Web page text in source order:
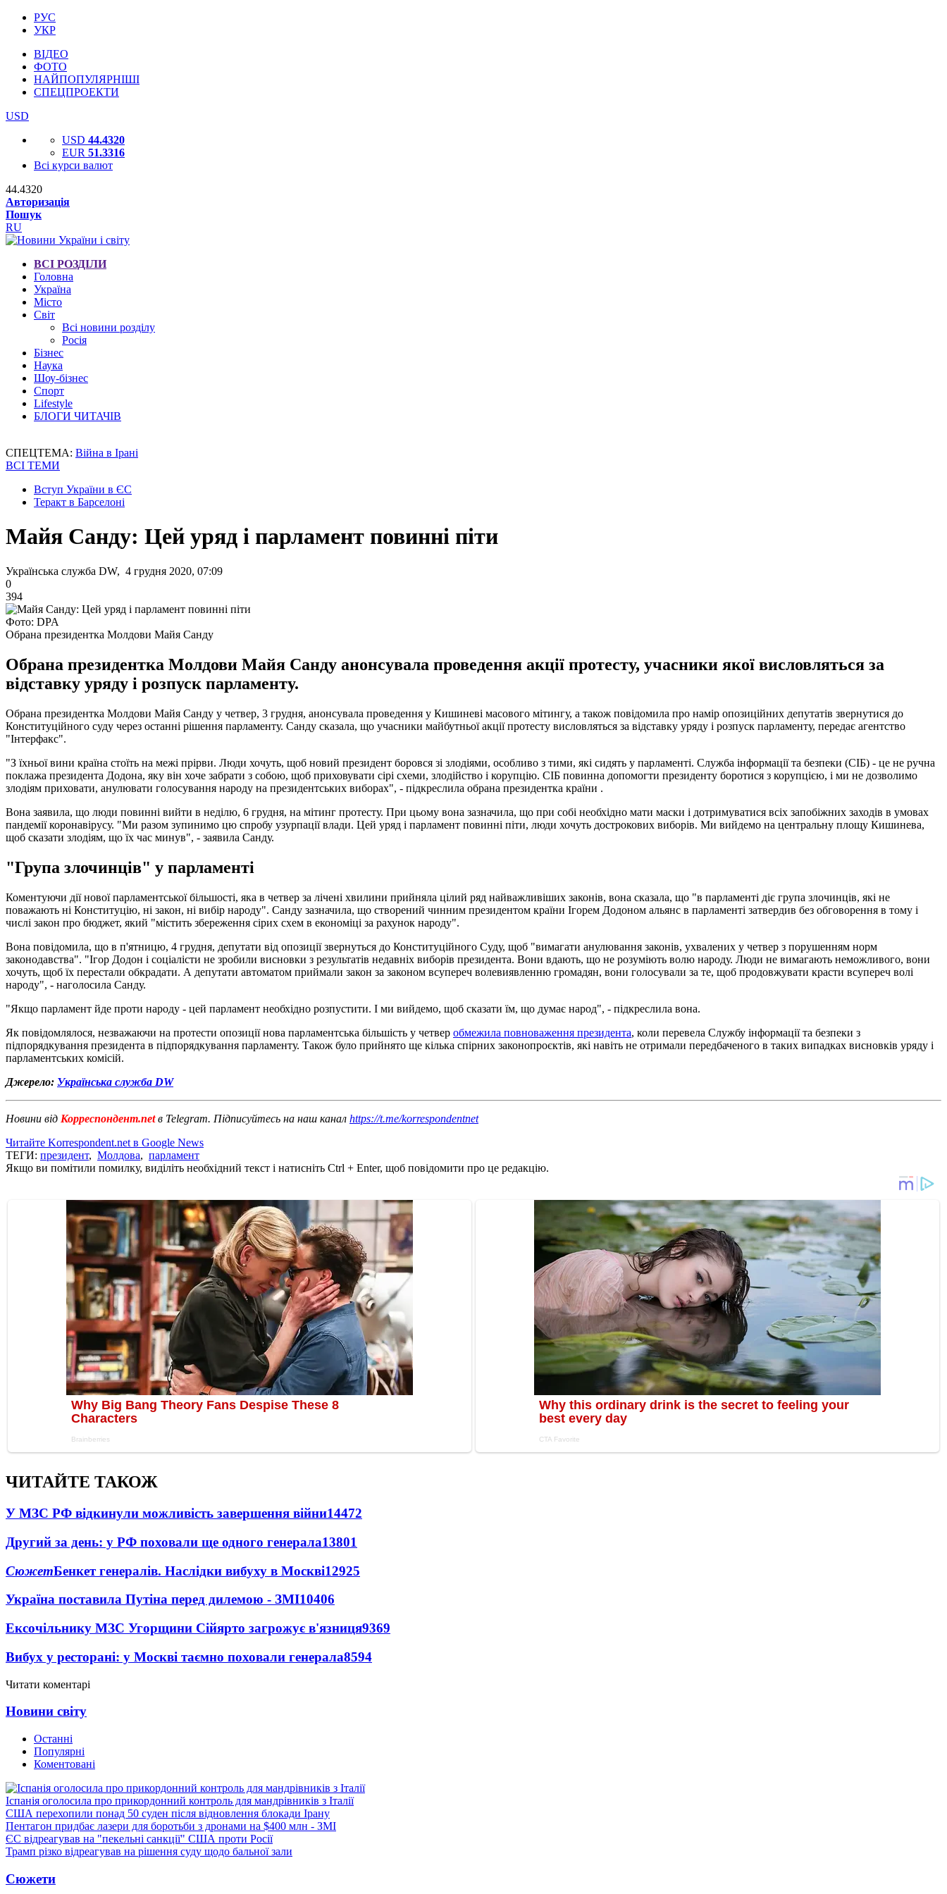
РУС
УКР
ВІДЕО
ФОТО
НАЙПОПУЛЯРНІШІ
СПЕЦПРОЕКТИ
USD
USD 44.4320
EUR 51.3316
Всі курси валют
44.4320
Авторизація
Пошук
RU
ВСІ РОЗДІЛИ
Головна
Україна
Місто
Світ
Всі новини розділу
Росія
Бізнес
Наука
Шоу-бізнес
Спорт
Lifestyle
БЛОГИ ЧИТАЧІВ
СПЕЦТЕМА: Війна в Ірані
ВСІ ТЕМИ
Вступ України в ЄС
Теракт в Барселоні
Майя Санду: Цей уряд і парламент повинні піти
Українська служба DW, 4 грудня 2020, 07:09
0
394
Фото: DPA
Обрана президентка Молдови Майя Санду
Обрана президентка Молдови Майя Санду анонсувала проведення акції протесту, учасники якої висловляться за
відставку уряду і розпуск парламенту.
Обрана президентка Молдови Майя Санду у четвер, 3 грудня, анонсувала проведення у Кишиневі масового мітингу, а також повідомила про намір опозиційних депутатів звернутися до
Конституційного суду через останні рішення парламенту. Санду сказала, що учасники майбутньої акції протесту висловляться за відставку уряду і розпуск парламенту, передає агентство
"Інтерфакс".
"З їхньої вини країна стоїть на межі прірви. Люди хочуть, щоб новий президент боровся зі злодіями, особливо з тими, які сидять у парламенті. Служба інформації та безпеки (СІБ) - це не ручна
поклажа президента Додона, яку він хоче забрати з собою, щоб приховувати сірі схеми, злодійство і корупцію. СІБ повинна допомогти президенту боротися з корупцією, і ми не дозволимо
злодіям приховати, анулювати голосування народу на президентських виборах", - підкреслила обрана президентка країни .
Вона заявила, що люди повинні вийти в неділю, 6 грудня, на мітинг протесту. При цьому вона зазначила, що при собі необхідно мати маски і дотримуватися всіх запобіжних заходів в умовах
пандемії коронавірусу. "Ми разом зупинимо цю спробу узурпації влади. Цей уряд і парламент повинні піти, люди хочуть дострокових виборів. Ми вийдемо на центральну площу Кишинева,
щоб сказати злодіям, що їх час минув", - заявила Санду.
"Група злочинців" у парламенті
Коментуючи дії нової парламентської більшості, яка в четвер за лічені хвилини прийняла цілий ряд найважливіших законів, вона сказала, що "в парламенті діє група злочинців, які не
поважають ні Конституцію, ні закон, ні вибір народу". Санду зазначила, що створений чинним президентом країни Ігорем Додоном альянс в парламенті затвердив без обговорення в тому і
числі закон про бюджет, який "містить збереження сірих схем в економіці за рахунок народу".
Вона повідомила, що в п'ятницю, 4 грудня, депутати від опозиції звернуться до Конституційного Суду, щоб "вимагати анулювання законів, ухвалених у четвер з порушенням норм
законодавства". "Ігор Додон і соціалісти не зробили висновки з результатів недавніх виборів президента. Вони вдають, що не розуміють волю народу. Люди не вимагають неможливого, вони
хочуть, щоб їх перестали обкрадати. А депутати автоматом приймали закон за законом всупереч волевиявленню громадян, вони голосували за те, щоб продовжувати красти всупереч волі
народу", - наголосила Санду.
"Якщо парламент йде проти народу - цей парламент необхідно розпустити. І ми вийдемо, щоб сказати їм, що думає народ", - підкреслила вона.
Як повідомлялося, незважаючи на протести опозиції нова парламентська більшість у четвер обмежила повноваження президента, коли перевела Службу інформації та безпеки з
підпорядкування президента в підпорядкування парламенту. Також було прийнято ще кілька спірних законопроєктів, які навіть не отримали передбаченого в таких випадках висновків уряду і
парламентських комісій.
Джерело: Українська служба DW
Новини від Корреспондент.netв Telegram. Підписуйтесь на наш канал https://t.me/korrespondentnet
Читайте Korrespondent.net в Google News
ТЕГИ: президент, Молдова, парламент
Якщо ви помітили помилку, виділіть необхідний текст і натисніть Ctrl + Enter, щоб повідомити про це редакцію.
ЧИТАЙТЕ ТАКОЖ
У МЗС РФ відкинули можливість завершення війни14472
Другий за день: у РФ поховали ще одного генерала13801
СюжетБенкет генералів. Наслідки вибуху в Москві12925
Україна поставила Путіна перед дилемою - ЗМІ10406
Ексочільнику МЗС Угорщини Сійярто загрожує в'язниця9369
Вибух у ресторані: у Москві таємно поховали генерала8594
Читати коментарі
Новини світу
Останні
Популярні
Коментовані
Іспанія оголосила про прикордонний контроль для мандрівників з Італії
США перехопили понад 50 суден після відновлення блокади Ірану
Пентагон придбає лазери для боротьби з дронами на $400 млн - ЗМІ
ЄС відреагував на "пекельні санкції" США проти Росії
Трамп різко відреагував на рішення суду щодо бальної зали
Сюжети